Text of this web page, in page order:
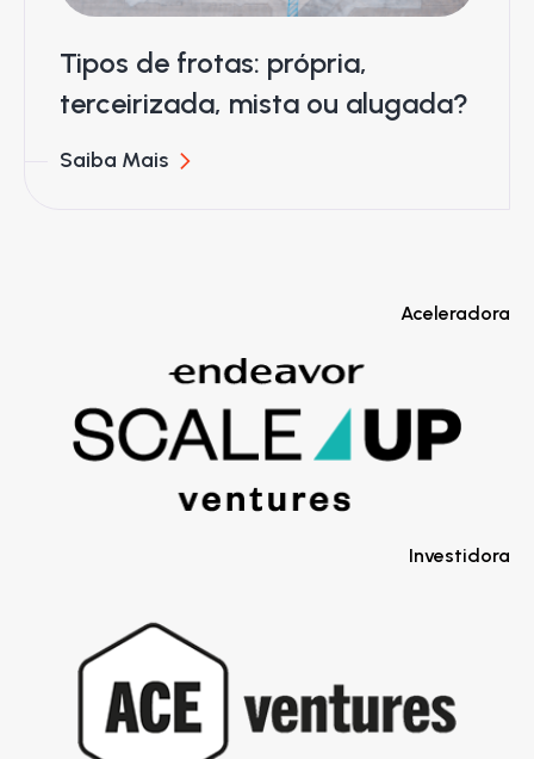
Tipos de frotas: própria,
terceirizada, mista ou alugada?
Saiba Mais
Aceleradora
Investidora